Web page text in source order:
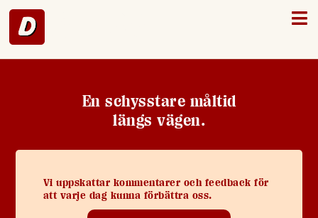
Laxå – 25
En schysstare måltid
längs vägen.
Vi uppskattar kommentarer och feedback för
att varje dag kunna förbättra oss.